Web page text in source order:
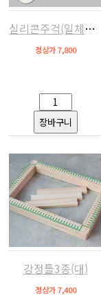
실리콘주걱(일체형,특대)
정상가 7,800
강정틀3종(대)
정상가 7,400